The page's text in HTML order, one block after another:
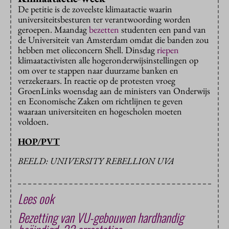
De petitie is de zoveelste klimaatactie waarin
universiteitsbesturen ter verantwoording worden
geroepen. Maandagbezetten studenten een pand van
de Universiteit van Amsterdam omdat die banden zou
hebben met olieconcern Shell. Dinsdagriepen
klimaatactivisten alle hogeronderwijsinstellingen op
om over te stappen naar duurzame banken en
verzekeraars. In reactie op de protesten vroeg
GroenLinks woensdag aan de ministers van Onderwijs
en Economische Zaken om richtlijnen te geven
waaraan universiteiten en hogescholen moeten
voldoen.
HOP/PVT
BEELD: UNIVERSITY REBELLION UVA
Lees ook
Bezetting van VU-gebouwen hardhandig